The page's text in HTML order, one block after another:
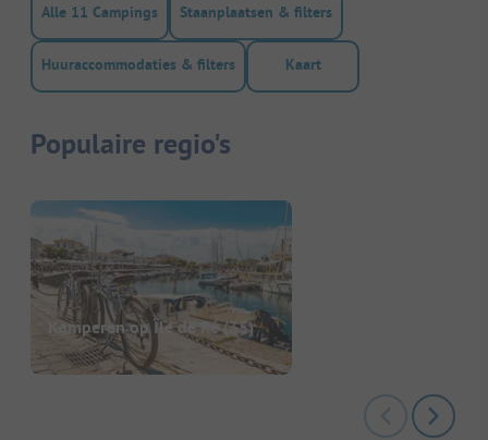
Alle 11 Campings Staanplaatsen & filters
Huuraccommodaties & filters Kaart
Populaire regio's
Kamperen op Île de Ré(35)